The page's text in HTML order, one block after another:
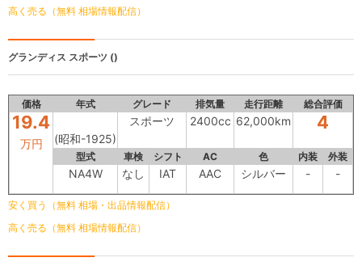
高く売る（無料 相場情報配信）
グランディス スポーツ ()
価格 年式 グレード 排気量 走行距離 総合評価
19.4
万円 (昭和-1925)
スポーツ 2400cc 62,000km 4
型式 車検 シフト AC 色 内装 外装
NA4W なし IAT AAC シルバー - -
安く買う（無料 相場・出品情報配信）
高く売る（無料 相場情報配信）